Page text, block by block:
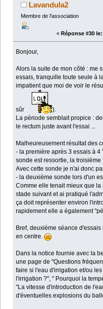
Lavandula2
Membre de l'association
« Réponse #30 le:
Bonjour,
Alors la suite de mon côté : me
essais, tranquille toute seule à
impatient que moi de voir le
sûr
).
La période semblait propice :
le rectum juste avant l'essai ...
Malheureusement résultat des
- la première après 3 essais à
sonde est ressortie, la
Avec cette sonde je n'ai donc
- la deuxième sonde lors d'un
Comme elle tenait mieux que
stade suivant et ai pratiqué
ça doit représenter environ
rapidement elle a également
Bref, deuxième séance
en centre.
Dans la notice fournie avec la
une page de "Questions
faire si l'eau d'irrigation et/ou
l'irrigation ?", " Pourquoi la
"La vitesse d'introduction de
d'éventuelles explosions du